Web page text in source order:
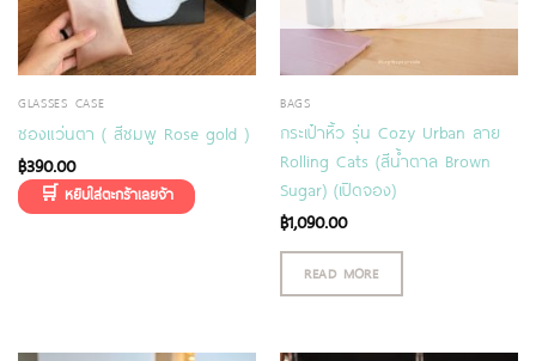
GLASSES CASE
ซองแว่นตา ( สีชมพู Rose gold )
฿390.00
BAGS
กระเป๋าหิ้ว รุ่น Cozy Urban ลาย
Rolling Cats (สีน้ำตาล Brown
Sugar) (เปิดจอง)
฿1,090.00
READ MORE